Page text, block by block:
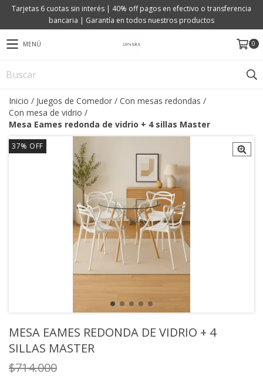
Tarjetas 6 cuotas sin interés | 40% off pagos en efectivo o transferencia
bancaria | Garantía en todos nuestros productos
MENÚ 0
Inicio / Juegos de Comedor / Con mesas redondas /
Con mesa de vidrio /
Mesa Eames redonda de vidrio + 4 sillas Master
37% OFF
MESA EAMES REDONDA DE VIDRIO + 4
SILLAS MASTER
$714.000